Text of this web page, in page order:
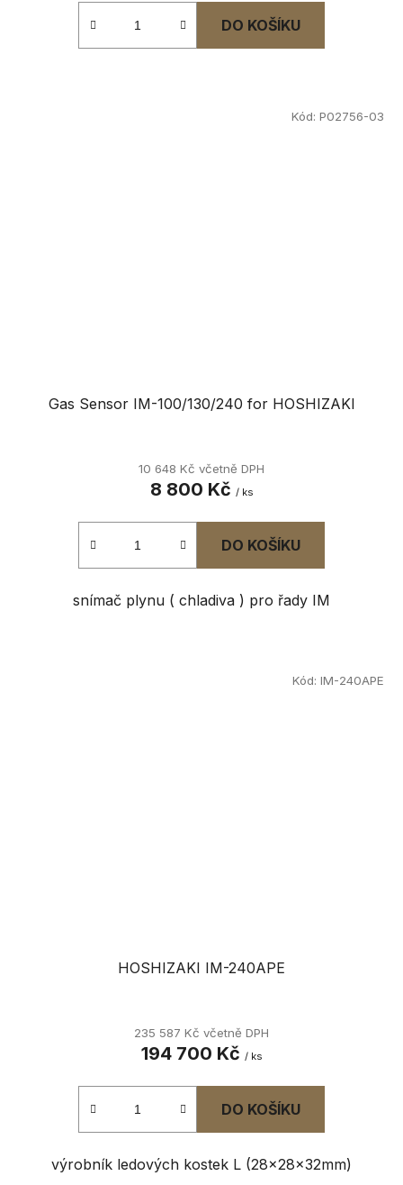
DO KOŠÍKU
Gas Sensor IM-100/130/240 for HOSHIZAKI
10 648 Kč včetně DPH
8 800 Kč / ks
DO KOŠÍKU
snímač plynu ( chladiva ) pro řady IM
Kód: P02756-03
HOSHIZAKI IM-240APE
235 587 Kč včetně DPH
194 700 Kč / ks
DO KOŠÍKU
výrobník ledových kostek L (28x28x32mm)
Kód: IM-240APE